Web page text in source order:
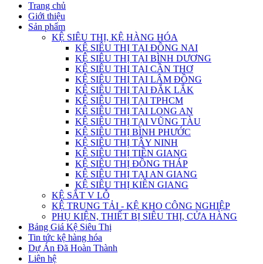
Trang chủ
Giới thiệu
Sản phẩm
KỆ SIÊU THỊ, KỆ HÀNG HÓA
KỆ SIÊU THỊ TẠI ĐỒNG NAI
KỆ SIÊU THỊ TẠI BÌNH DƯƠNG
KỆ SIÊU THỊ TẠI CẦN THƠ
KỆ SIÊU THỊ TẠI LÂM ĐỒNG
KỆ SIÊU THỊ TẠI ĐẮK LẮK
KỆ SIÊU THỊ TẠI TPHCM
KỆ SIÊU THỊ TẠI LONG AN
KỆ SIÊU THỊ TẠI VŨNG TÀU
KỆ SIÊU THỊ BÌNH PHƯỚC
KỆ SIÊU THỊ TÂY NINH
KỆ SIÊU THỊ TIỀN GIANG
KỆ SIÊU THỊ ĐỒNG THÁP
KỆ SIÊU THỊ TẠI AN GIANG
KỆ SIÊU THỊ KIÊN GIANG
KỆ SẮT V LỖ
KỆ TRUNG TẢI - KỆ KHO CÔNG NGHIỆP
PHỤ KIỆN, THIẾT BỊ SIÊU THỊ, CỬA HÀNG
Bảng Giá Kệ Siêu Thị
Tin tức kệ hàng hóa
Dự Án Đã Hoàn Thành
Liên hệ